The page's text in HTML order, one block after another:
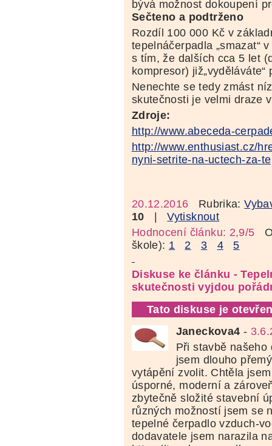
bývá možnost dokoupení
Sečteno a podtrženo
Rozdíl 100 000 Kč v
tepelnáčerpadla „smazat“
s tím, že dalších cca 5 let
kompresor) již„vyděláváte“
Nenechte se tedy zmást
skutečnosti je velmi draze
Zdroje:
http://www.abeceda-
http://www.enthusiast.cz/
nyni-setrite-na-uctech-za-
20.12.2016 Rubrika:
10 |Vytisknout
Hodnocení článku: 2,9/5
škole): 1 2 3 4 5
Diskuse ke článku -
skutečnosti vyjdou
Tato diskuse je
Janeckova4 -
Při stavbě
jsem dlouho
vytápění zvolit. Chtěla
úsporné, moderní a
zbytečně složité stavební
různých možností jsem se
tepelné čerpadlo vzduch-
dodavatele jsem narazila